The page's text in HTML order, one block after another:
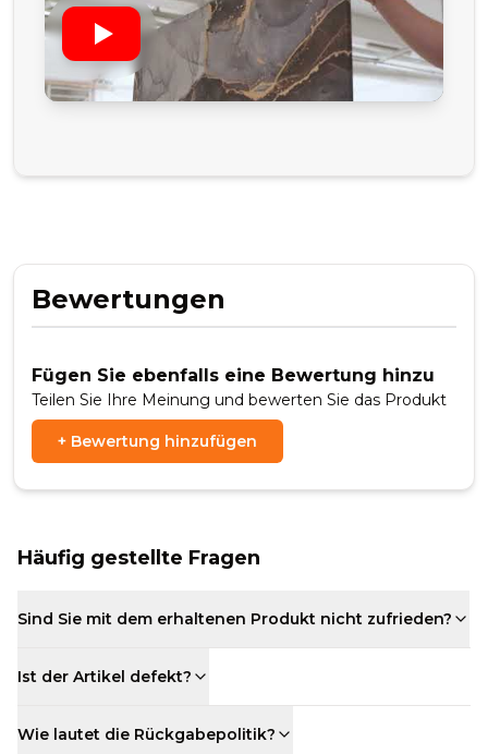
Bewertungen
Fügen Sie ebenfalls eine Bewertung hinzu
Teilen Sie Ihre Meinung und bewerten Sie das Produkt
+ Bewertung hinzufügen
Häufig gestellte Fragen
Sind Sie mit dem erhaltenen Produkt nicht zufrieden?
Ist der Artikel defekt?
Wie lautet die Rückgabepolitik?